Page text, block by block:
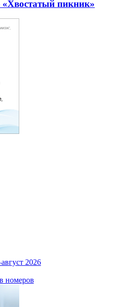
«Хвостатый пикник»
2026
номеров